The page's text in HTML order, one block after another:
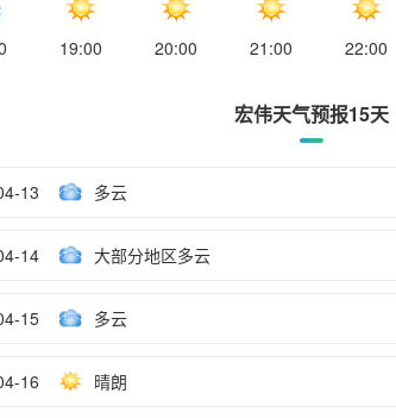
19:00 20:00 21:00 22:00
宏伟天气预报15天
13 多云
14 大部分地区多云
15 多云
16 晴朗